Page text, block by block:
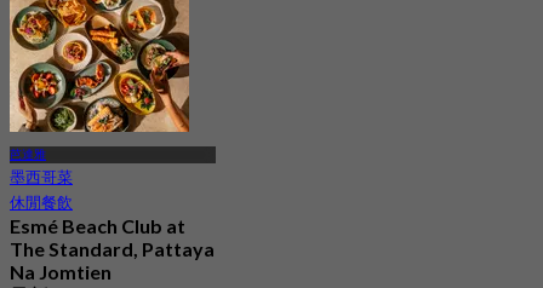
芭達雅
墨西哥菜
休閒餐飲
Esmé Beach Club at
The Standard, Pattaya
Na Jomtien